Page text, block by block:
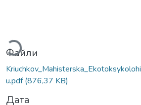
Вантажиться...
Файли
u.pdf(876,37 KB)
Дата